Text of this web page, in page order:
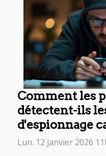
Comment les
détectent-ils
d'espionnage
Lun. 12 janvier 2026